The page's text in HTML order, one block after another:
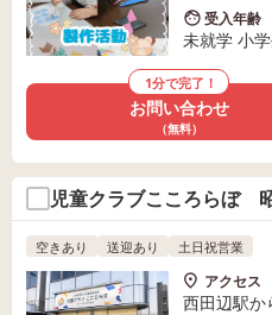
受入年齢
未就学 小
1分で完了！
お問い合わせ
（無料）
児童クラブこころらぼ
空きあり 送迎あり 土日祝営業
アクセス
西田辺駅